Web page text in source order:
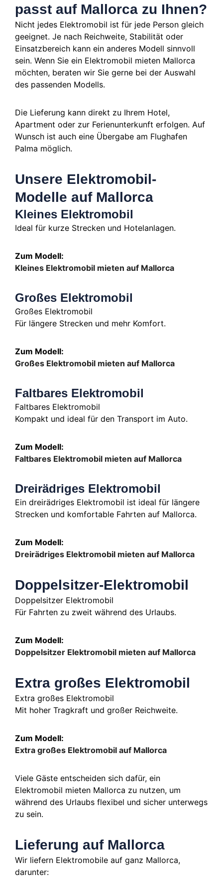
passt auf Mallorca zu Ihnen?
Nicht jedes Elektromobil ist für jede Person gleich
geeignet. Je nach Reichweite, Stabilität oder
Einsatzbereich kann ein anderes Modell sinnvoll
sein. Wenn Sie ein Elektromobil mieten Mallorca
möchten, beraten wir Sie gerne bei der Auswahl
des passenden Modells.
Die Lieferung kann direkt zu Ihrem Hotel,
Apartment oder zur Ferienunterkunft erfolgen. Auf
Wunsch ist auch eine Übergabe am Flughafen
Palma möglich.
Unsere Elektromobil-
Modelle auf Mallorca
Kleines Elektromobil
Ideal für kurze Strecken und Hotelanlagen.
Zum Modell:
Kleines Elektromobil mieten auf Mallorca
Großes Elektromobil
Großes Elektromobil
Für längere Strecken und mehr Komfort.
Zum Modell:
Großes Elektromobil mieten auf Mallorca
Faltbares Elektromobil
Faltbares Elektromobil
Kompakt und ideal für den Transport im Auto.
Zum Modell:
Faltbares Elektromobil mieten auf Mallorca
Dreirädriges Elektromobil
Ein dreirädriges Elektromobil ist ideal für längere
Strecken und komfortable Fahrten auf Mallorca.
Zum Modell:
Dreirädriges Elektromobil mieten auf Mallorca
Doppelsitzer-Elektromobil
Doppelsitzer Elektromobil
Für Fahrten zu zweit während des Urlaubs.
Zum Modell:
Doppelsitzer Elektromobil mieten auf Mallorca
Extra großes Elektromobil
Extra großes Elektromobil
Mit hoher Tragkraft und großer Reichweite.
Zum Modell:
Extra großes Elektromobil auf Mallorca
Viele Gäste entscheiden sich dafür, ein
Elektromobil mieten Mallorca zu nutzen, um
während des Urlaubs flexibel und sicher unterwegs
zu sein.
Lieferung auf Mallorca
Wir liefern Elektromobile auf ganz Mallorca,
darunter: